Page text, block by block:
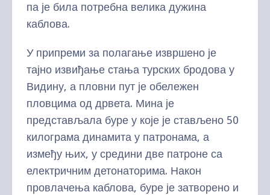
па је била потребна велика дужина
каблова.
У припреми за полагање извршено је
тајно извиђање стања турских бродова у
Видину, а пловни пут је обележен
пловцима од дрвета. Мина је
представљала буре у које је стављено 50
килограма динамита у патронама, а
између њих, у средини две патроне са
електричним детонаторима. Након
провлачења каблова, буре је затворено и